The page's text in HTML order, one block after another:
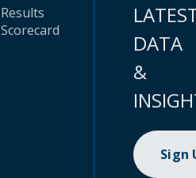
Results
Scorecard
DATA
&
Sign